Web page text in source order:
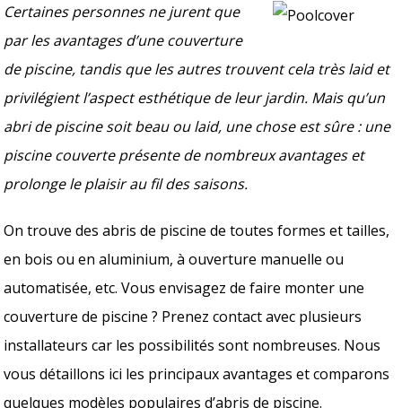
Certaines personnes ne jurent que
par les avantages d’une couverture
de piscine, tandis que les autres trouvent cela très laid et
privilégient l’aspect esthétique de leur jardin. Mais qu’un
abri de piscine soit beau ou laid, une chose est sûre : une
piscine couverte présente de nombreux avantages et
prolonge le plaisir au fil des saisons.
On trouve des abris de piscine de toutes formes et tailles,
en bois ou en aluminium, à ouverture manuelle ou
automatisée, etc. Vous envisagez de faire monter une
couverture de piscine ? Prenez contact avec plusieurs
installateurs car les possibilités sont nombreuses. Nous
vous détaillons ici les principaux avantages et comparons
quelques modèles populaires d’abris de piscine.